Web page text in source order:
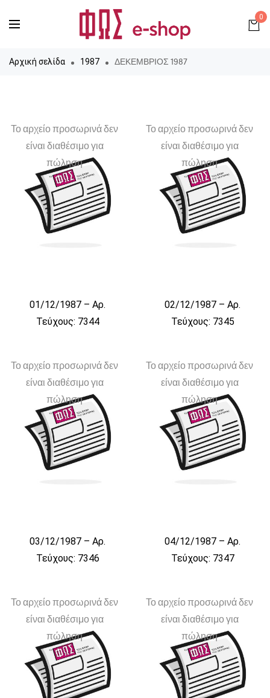
0
Αρχική σελίδα 1987 ΔΕΚΕΜΒΡΙΟΣ 1987
Το αρχείο προσωρινά δεν
είναι διαθέσιμο για
πώληση
01/12/1987 – Αρ.
Τεύχους: 7344
Το αρχείο προσωρινά δεν
είναι διαθέσιμο για
πώληση
02/12/1987 – Αρ.
Τεύχους: 7345
Το αρχείο προσωρινά δεν
είναι διαθέσιμο για
πώληση
03/12/1987 – Αρ.
Τεύχους: 7346
Το αρχείο προσωρινά δεν
είναι διαθέσιμο για
πώληση
04/12/1987 – Αρ.
Τεύχους: 7347
Το αρχείο προσωρινά δεν
είναι διαθέσιμο για
πώληση
Το αρχείο προσωρινά δεν
είναι διαθέσιμο για
πώληση